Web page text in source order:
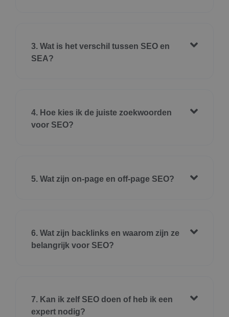
3. Wat is het verschil tussen SEO en
SEA?
4. Hoe kies ik de juiste zoekwoorden
voor SEO?
5. Wat zijn on-page en off-page SEO?
6. Wat zijn backlinks en waarom zijn ze
belangrijk voor SEO?
7. Kan ik zelf SEO doen of heb ik een
expert nodig?